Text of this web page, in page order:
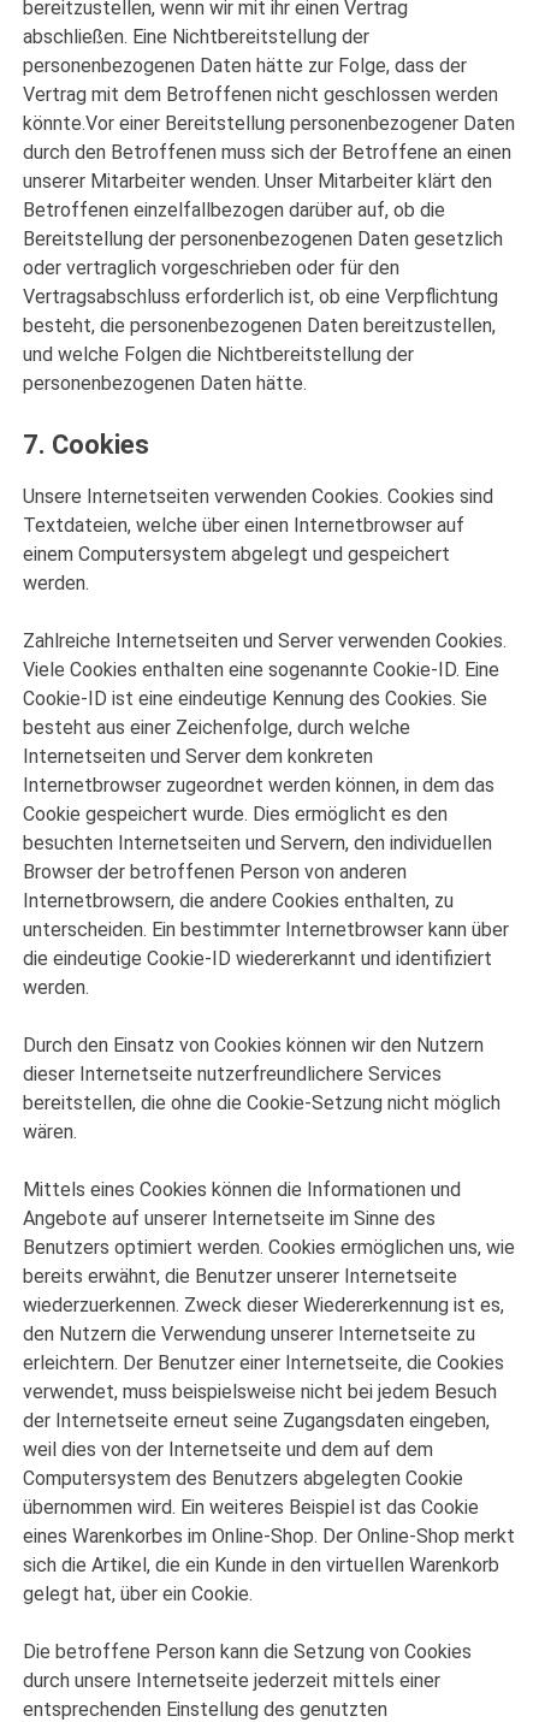
bereitzustellen, wenn wir mit ihr einen Vertrag
abschließen. Eine Nichtbereitstellung der
personenbezogenen Daten hätte zur Folge, dass der
Vertrag mit dem Betroffenen nicht geschlossen werden
könnte.Vor einer Bereitstellung personenbezogener Daten
durch den Betroffenen muss sich der Betroffene an einen
unserer Mitarbeiter wenden. Unser Mitarbeiter klärt den
Betroffenen einzelfallbezogen darüber auf, ob die
Bereitstellung der personenbezogenen Daten gesetzlich
oder vertraglich vorgeschrieben oder für den
Vertragsabschluss erforderlich ist, ob eine Verpflichtung
besteht, die personenbezogenen Daten bereitzustellen,
und welche Folgen die Nichtbereitstellung der
personenbezogenen Daten hätte.
7. Cookies
Unsere Internetseiten verwenden Cookies. Cookies sind
Textdateien, welche über einen Internetbrowser auf
einem Computersystem abgelegt und gespeichert
werden.
Zahlreiche Internetseiten und Server verwenden Cookies.
Viele Cookies enthalten eine sogenannte Cookie-ID. Eine
Cookie-ID ist eine eindeutige Kennung des Cookies. Sie
besteht aus einer Zeichenfolge, durch welche
Internetseiten und Server dem konkreten
Internetbrowser zugeordnet werden können, in dem das
Cookie gespeichert wurde. Dies ermöglicht es den
besuchten Internetseiten und Servern, den individuellen
Browser der betroffenen Person von anderen
Internetbrowsern, die andere Cookies enthalten, zu
unterscheiden. Ein bestimmter Internetbrowser kann über
die eindeutige Cookie-ID wiedererkannt und identifiziert
werden.
Durch den Einsatz von Cookies können wir den Nutzern
dieser Internetseite nutzerfreundlichere Services
bereitstellen, die ohne die Cookie-Setzung nicht möglich
wären.
Mittels eines Cookies können die Informationen und
Angebote auf unserer Internetseite im Sinne des
Benutzers optimiert werden. Cookies ermöglichen uns, wie
bereits erwähnt, die Benutzer unserer Internetseite
wiederzuerkennen. Zweck dieser Wiedererkennung ist es,
den Nutzern die Verwendung unserer Internetseite zu
erleichtern. Der Benutzer einer Internetseite, die Cookies
verwendet, muss beispielsweise nicht bei jedem Besuch
der Internetseite erneut seine Zugangsdaten eingeben,
weil dies von der Internetseite und dem auf dem
Computersystem des Benutzers abgelegten Cookie
übernommen wird. Ein weiteres Beispiel ist das Cookie
eines Warenkorbes im Online-Shop. Der Online-Shop merkt
sich die Artikel, die ein Kunde in den virtuellen Warenkorb
gelegt hat, über ein Cookie.
Die betroffene Person kann die Setzung von Cookies
durch unsere Internetseite jederzeit mittels einer
entsprechenden Einstellung des genutzten